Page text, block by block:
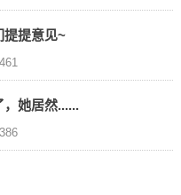
提提意见~
她居然......